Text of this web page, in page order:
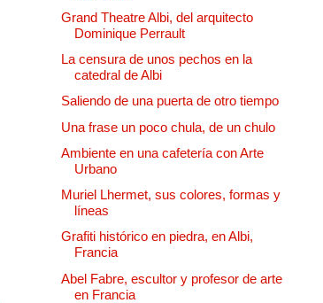
Grand Theatre Albi, del arquitecto
Dominique Perrault
La censura de unos pechos en la
catedral de Albi
Saliendo de una puerta de otro tiempo
Una frase un poco chula, de un chulo
Ambiente en una cafetería con Arte
Urbano
Muriel Lhermet, sus colores, formas y
líneas
Grafiti histórico en piedra, en Albi,
Francia
Abel Fabre, escultor y profesor de arte
en Francia